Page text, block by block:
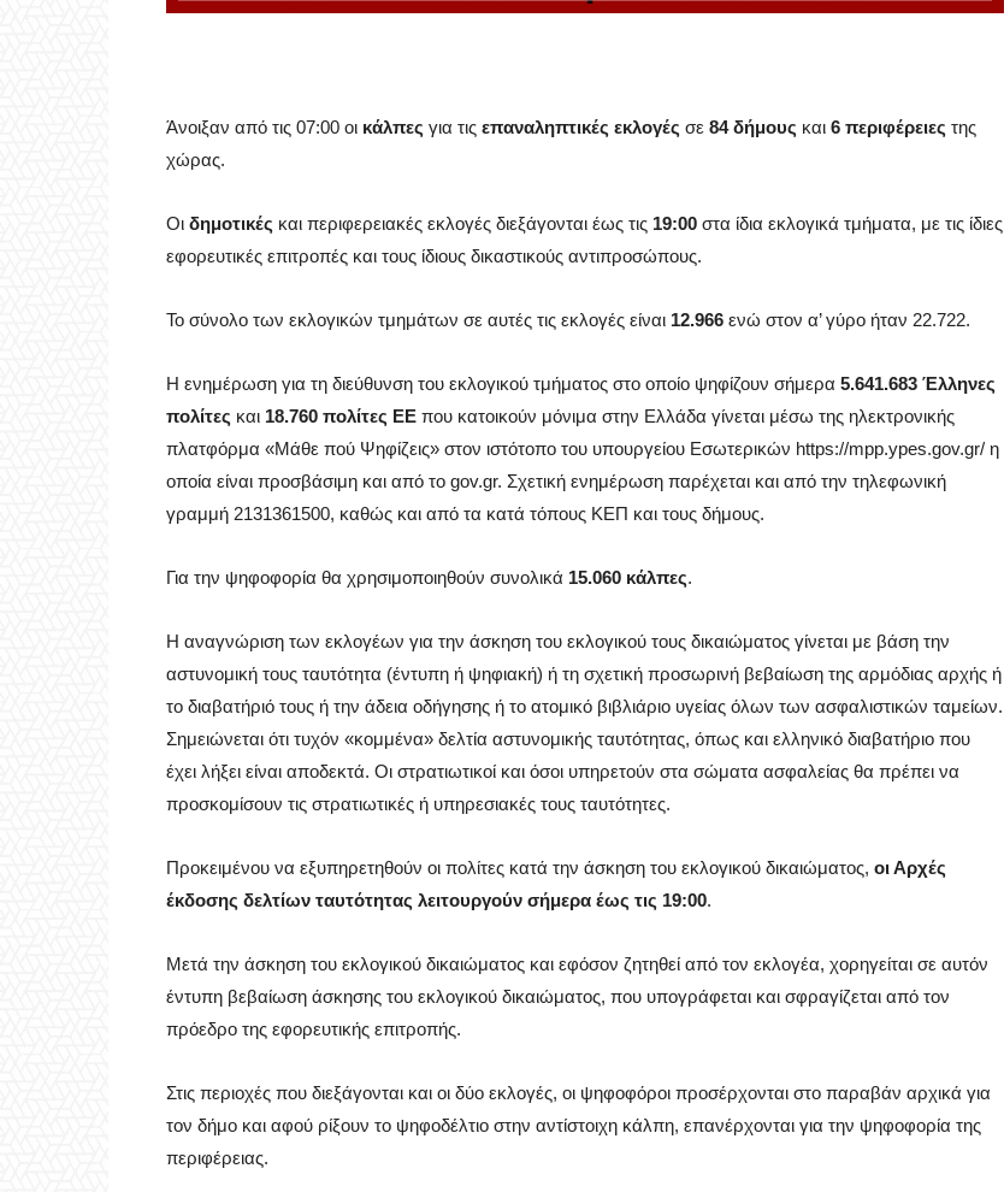
Άνοιξαν από τις 07:00 οι κάλπες για τις επαναληπτικές εκλογές σε 84 δήμους και 6 περιφέρειες της
χώρας.
Οι δημοτικές και περιφερειακές εκλογές διεξάγονται έως τις 19:00 στα ίδια εκλογικά τμήματα, με τις ίδιες
εφορευτικές επιτροπές και τους ίδιους δικαστικούς αντιπροσώπους.
Το σύνολο των εκλογικών τμημάτων σε αυτές τις εκλογές είναι 12.966 ενώ στον α’ γύρο ήταν 22.722.
Η ενημέρωση για τη διεύθυνση του εκλογικού τμήματος στο οποίο ψηφίζουν σήμερα 5.641.683 Έλληνες
πολίτες και 18.760 πολίτες ΕΕ που κατοικούν μόνιμα στην Ελλάδα γίνεται μέσω της ηλεκτρονικής
πλατφόρμα «Μάθε πού Ψηφίζεις» στον ιστότοπο του υπουργείου Εσωτερικών https://mpp.ypes.gov.gr/ η
οποία είναι προσβάσιμη και από το gov.gr. Σχετική ενημέρωση παρέχεται και από την τηλεφωνική
γραμμή 2131361500, καθώς και από τα κατά τόπους ΚΕΠ και τους δήμους.
Για την ψηφοφορία θα χρησιμοποιηθούν συνολικά 15.060 κάλπες.
Η αναγνώριση των εκλογέων για την άσκηση του εκλογικού τους δικαιώματος γίνεται με βάση την
αστυνομική τους ταυτότητα (έντυπη ή ψηφιακή) ή τη σχετική προσωρινή βεβαίωση της αρμόδιας αρχής ή
το διαβατήριό τους ή την άδεια οδήγησης ή το ατομικό βιβλιάριο υγείας όλων των ασφαλιστικών ταμείων.
Σημειώνεται ότι τυχόν «κομμένα» δελτία αστυνομικής ταυτότητας, όπως και ελληνικό διαβατήριο που
έχει λήξει είναι αποδεκτά. Οι στρατιωτικοί και όσοι υπηρετούν στα σώματα ασφαλείας θα πρέπει να
προσκομίσουν τις στρατιωτικές ή υπηρεσιακές τους ταυτότητες.
Προκειμένου να εξυπηρετηθούν οι πολίτες κατά την άσκηση του εκλογικού δικαιώματος, οι Αρχές
έκδοσης δελτίων ταυτότητας λειτουργούν σήμερα έως τις 19:00.
Μετά την άσκηση του εκλογικού δικαιώματος και εφόσον ζητηθεί από τον εκλογέα, χορηγείται σε αυτόν
έντυπη βεβαίωση άσκησης του εκλογικού δικαιώματος, που υπογράφεται και σφραγίζεται από τον
πρόεδρο της εφορευτικής επιτροπής.
Στις περιοχές που διεξάγονται και οι δύο εκλογές, οι ψηφοφόροι προσέρχονται στο παραβάν αρχικά για
τον δήμο και αφού ρίξουν το ψηφοδέλτιο στην αντίστοιχη κάλπη, επανέρχονται για την ψηφοφορία της
περιφέρειας.